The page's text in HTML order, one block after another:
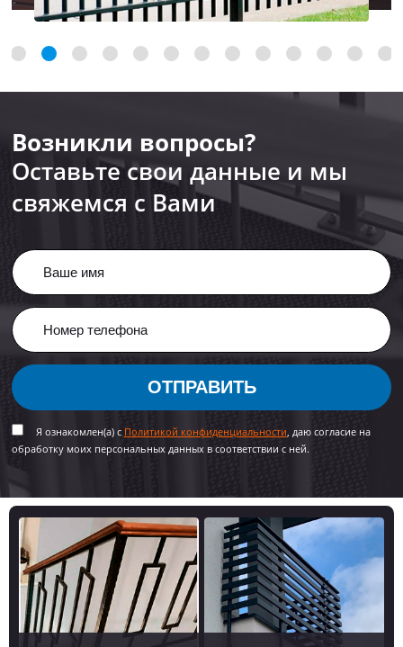
Возникли вопросы?
Оставьте свои данные и мы
свяжемся с Вами
ОТПРАВИТЬ
Я ознакомлен(а) с Политикой конфиденциальности , даю согласие на
обработку моих персональных данных в соответствии с ней.